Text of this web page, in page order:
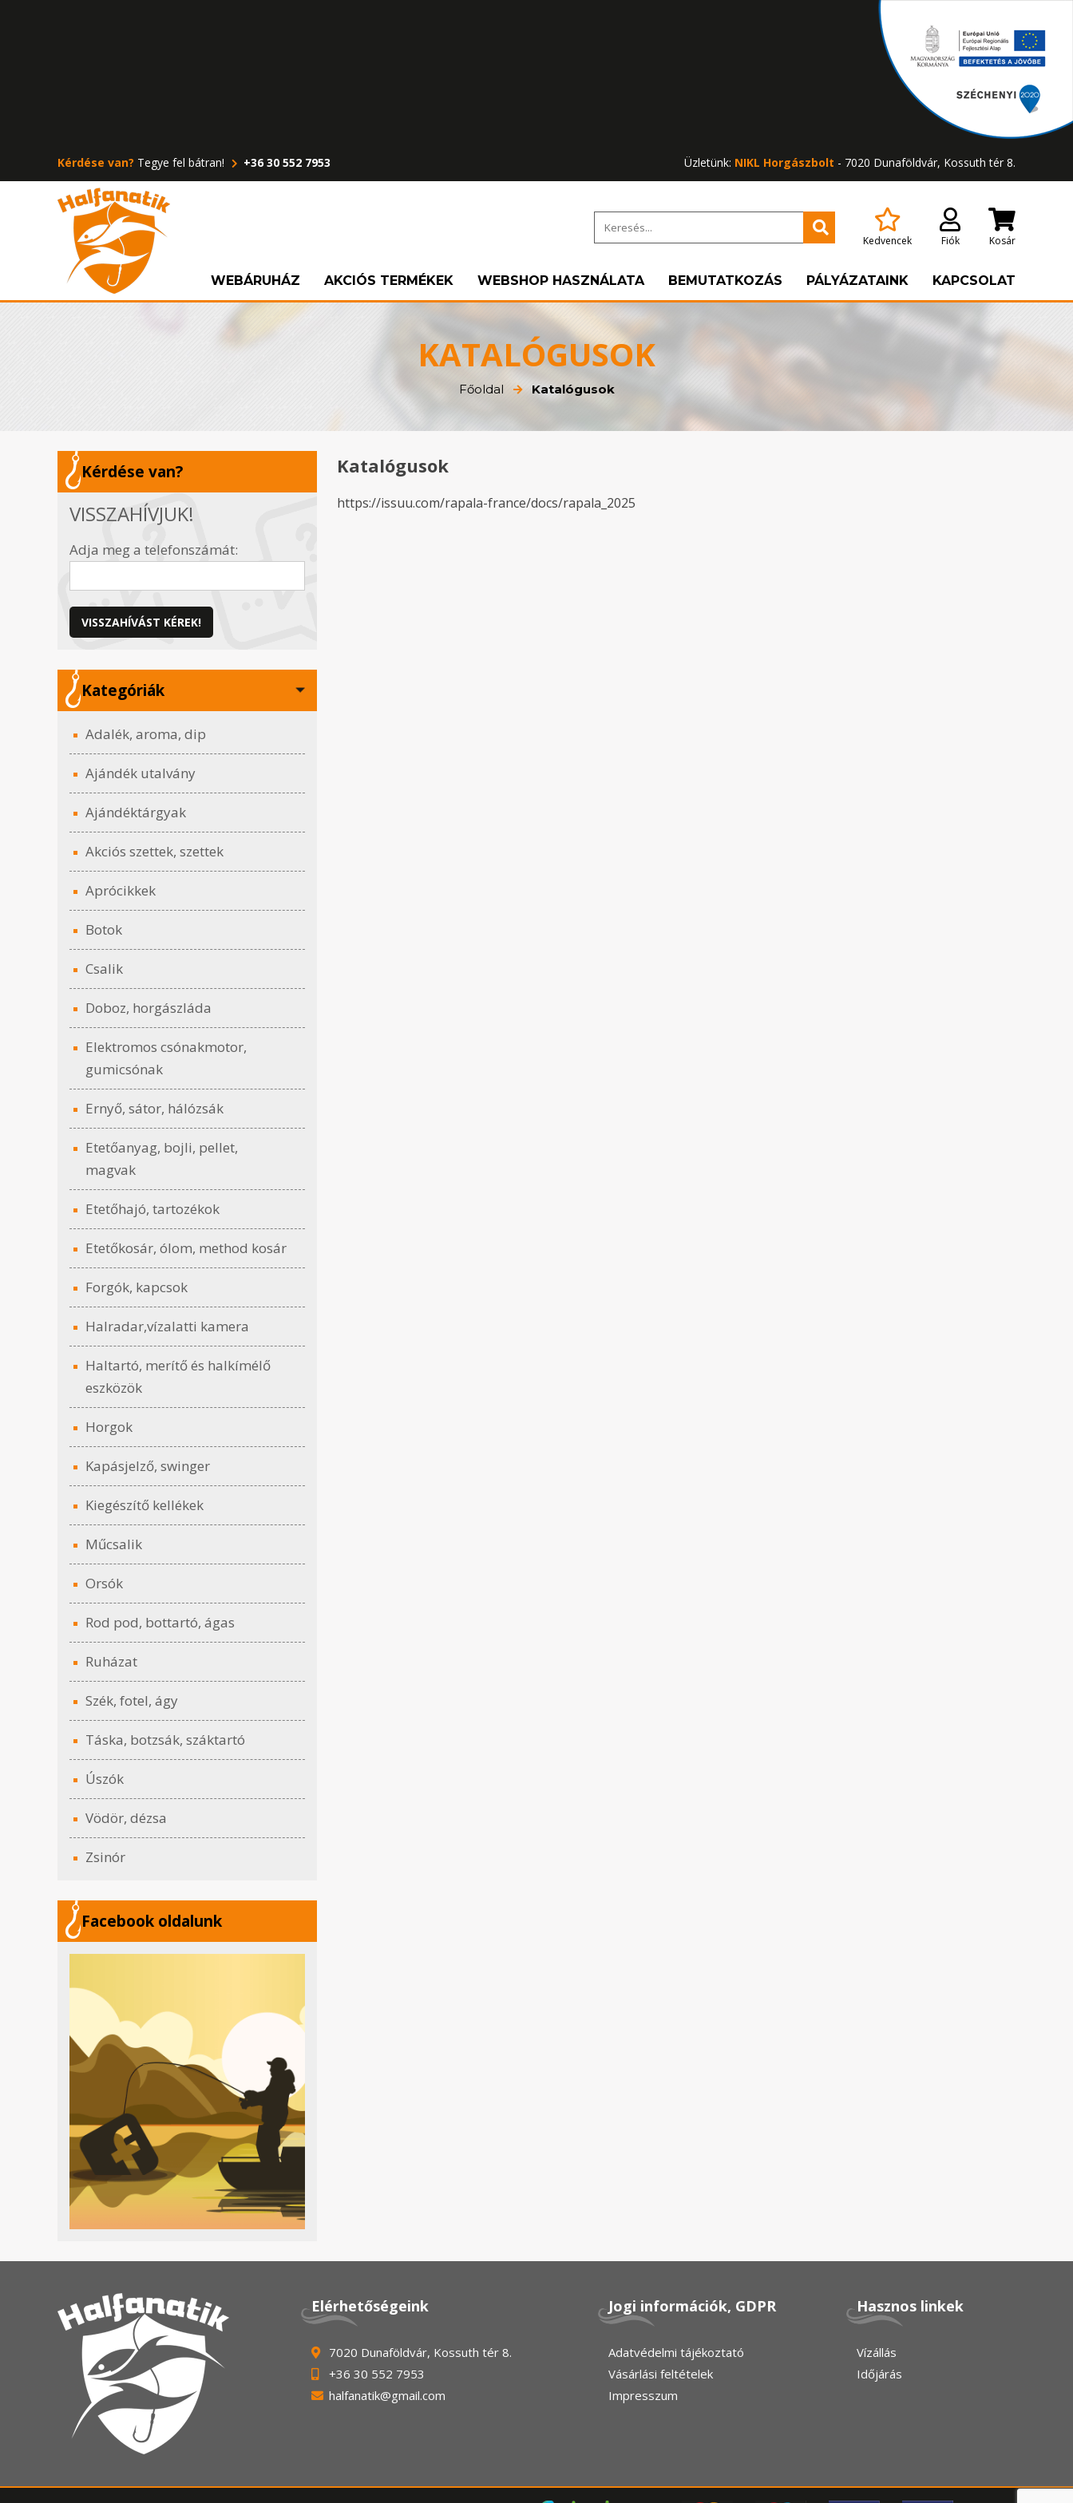
Kérdése van? Tegye fel bátran! +36 30 552 7953 Üzletünk: NIKL Horgászbolt - 7020 Dunaföldvár, Kossuth tér 8.
Kedvencek Fiók Kosár
WEBÁRUHÁZ AKCIÓS TERMÉKEK WEBSHOP HASZNÁLATA BEMUTATKOZÁS PÁLYÁZATAINK KAPCSOLAT
KATALÓGUSOK
Főoldal Katalógusok
Kérdése van?
VISSZAHÍVJUK!
Adja meg a telefonszámát:
VISSZAHÍVÁST KÉREK!
Kategóriák
Adalék, aroma, dip
Ajándék utalvány
Ajándéktárgyak
Akciós szettek, szettek
Aprócikkek
Botok
Csalik
Doboz, horgászláda
Elektromos csónakmotor,
gumicsónak
Ernyő, sátor, hálózsák
Etetőanyag, bojli, pellet,
magvak
Etetőhajó, tartozékok
Etetőkosár, ólom, method kosár
Forgók, kapcsok
Halradar,vízalatti kamera
Haltartó, merítő és halkímélő
eszközök
Horgok
Kapásjelző, swinger
Kiegészítő kellékek
Műcsalik
Orsók
Rod pod, bottartó, ágas
Ruházat
Szék, fotel, ágy
Táska, botzsák, száktartó
Úszók
Vödör, dézsa
Zsinór
Facebook oldalunk
Katalógusok
https://issuu.com/rapala-france/docs/rapala_2025
Elérhetőségeink
7020 Dunaföldvár, Kossuth tér 8.
+36 30 552 7953
halfanatik@gmail.com
Jogi információk, GDPR
Adatvédelmi tájékoztató
Vásárlási feltételek
Impresszum
Hasznos linkek
Vízállás
Időjárás